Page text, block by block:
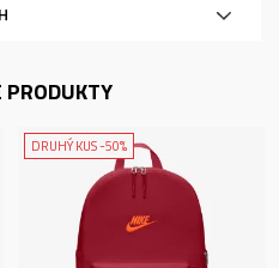
PRODUKTY
DRUHÝ KUS -50%